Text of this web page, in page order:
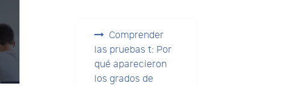
Comprender
las pruebas t: Por
qué aparecieron
los grados de